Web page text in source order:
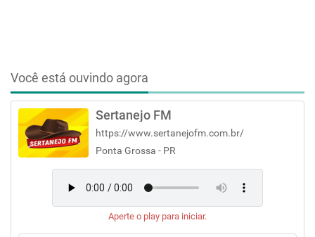
Você está ouvindo agora
Sertanejo FM
https://www.sertanejofm.com.br/
Ponta Grossa - PR
Aperte o play para iniciar.